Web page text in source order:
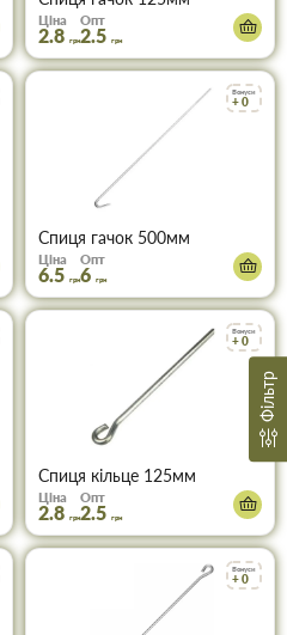
Ціна
2.8 грн
Опт
2.5 грн
Бонуси
+ 0
Спиця гачок 500мм
Ціна
6.5 грн
Опт
6 грн
Бонуси
+ 0
Спиця кільце 125мм
Ціна
2.8 грн
Опт
2.5 грн
Бонуси
+ 0
Фільтр